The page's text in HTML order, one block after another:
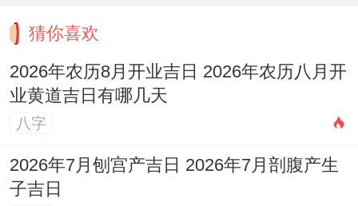
式！
紫白九星：每年九星飞临方位不同。会波及
气运，2026年可关注当年旺财旺气的吉星方
位，如八白左辅星（正财星）与六白武曲星
置招财物品.
猜你喜欢
2026年农历8月开业吉日 2026年农历八月开
业黄道吉日有哪几天
八字
2026年7月刨宫产吉日 2026年7月剖腹产生
子吉日